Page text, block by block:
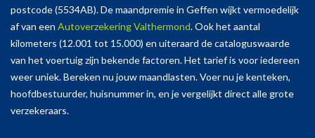
postcode (5534AB). De maandpremie in Geffen wijkt vermoedelijk
af van een Autoverzekering Valthermond. Ook het aantal
kilometers (12.001 tot 15.000) en uiteraard de cataloguswaarde
van het voertuig zijn bekende factoren. Het tarief is voor iedereen
weer uniek. Bereken nu jouw maandlasten. Voer nu je kenteken,
hoofdbestuurder, huisnummer in, en je vergelijkt direct alle grote
verzekeraars.